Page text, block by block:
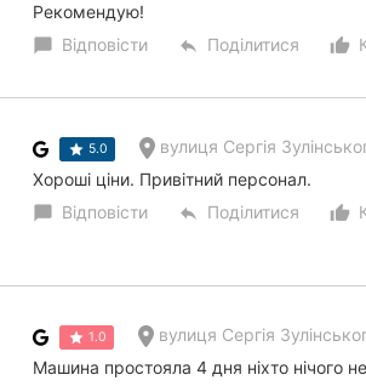
Рекомендую!
chat_bubble Відповісти reply Поділитися
5.0 вулиця Сергія
Хороші ціни. Привітний персонал.
chat_bubble Відповісти reply Поділитися
1.0 вулиця Сергія
Машина простояла 4 дня ніхто нічого